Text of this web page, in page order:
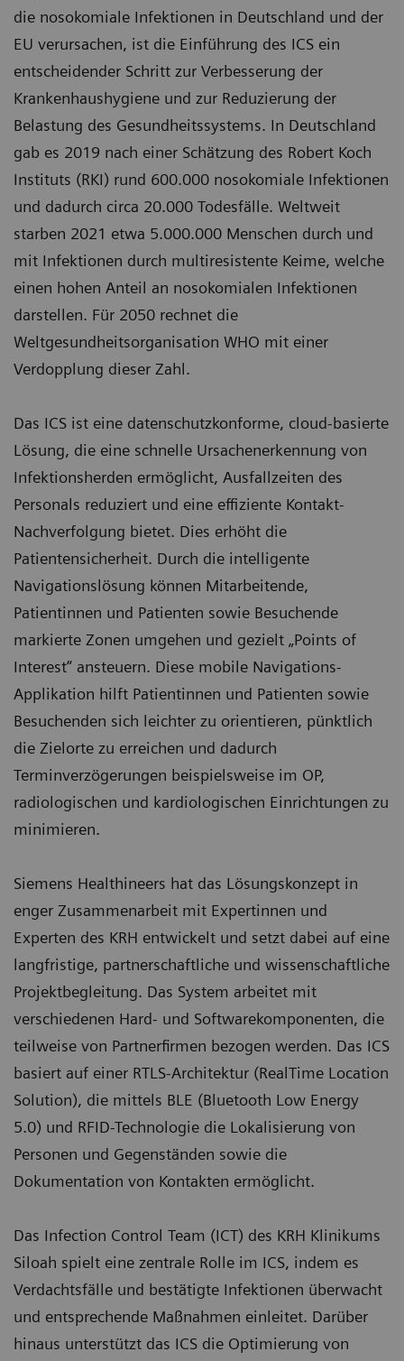
die nosokomiale Infektionen in Deutschland und der
EU verursachen, ist die Einführung des ICS ein
entscheidender Schritt zur Verbesserung der
Krankenhaushygiene und zur Reduzierung der
Belastung des Gesundheitssystems. In Deutschland
gab es 2019 nach einer Schätzung des Robert Koch
Instituts (RKI) rund 600.000 nosokomiale Infektionen
und dadurch circa 20.000 Todesfälle. Weltweit
starben 2021 etwa 5.000.000 Menschen durch und
mit Infektionen durch multiresistente Keime, welche
einen hohen Anteil an nosokomialen Infektionen
darstellen. Für 2050 rechnet die
Weltgesundheitsorganisation WHO mit einer
Verdopplung dieser Zahl.
Das ICS ist eine datenschutzkonforme, cloud-basierte
Lösung, die eine schnelle Ursachenerkennung von
Infektionsherden ermöglicht, Ausfallzeiten des
Personals reduziert und eine effiziente Kontakt-
Nachverfolgung bietet. Dies erhöht die
Patientensicherheit. Durch die intelligente
Navigationslösung können Mitarbeitende,
Patientinnen und Patienten sowie Besuchende
markierte Zonen umgehen und gezielt „Points of
Interest“ ansteuern. Diese mobile Navigations-
Applikation hilft Patientinnen und Patienten sowie
Besuchenden sich leichter zu orientieren, pünktlich
die Zielorte zu erreichen und dadurch
Terminverzögerungen beispielsweise im OP,
radiologischen und kardiologischen Einrichtungen zu
minimieren.
Siemens Healthineers hat das Lösungskonzept in
enger Zusammenarbeit mit Expertinnen und
Experten des KRH entwickelt und setzt dabei auf eine
langfristige, partnerschaftliche und wissenschaftliche
Projektbegleitung. Das System arbeitet mit
verschiedenen Hard- und Softwarekomponenten, die
teilweise von Partnerfirmen bezogen werden. Das ICS
basiert auf einer RTLS-Architektur (RealTime Location
Solution), die mittels BLE (Bluetooth Low Energy
5.0) und RFID-Technologie die Lokalisierung von
Personen und Gegenständen sowie die
Dokumentation von Kontakten ermöglicht.
Das Infection Control Team (ICT) des KRH Klinikums
Siloah spielt eine zentrale Rolle im ICS, indem es
Verdachtsfälle und bestätigte Infektionen überwacht
und entsprechende Maßnahmen einleitet. Darüber
hinaus unterstützt das ICS die Optimierung von